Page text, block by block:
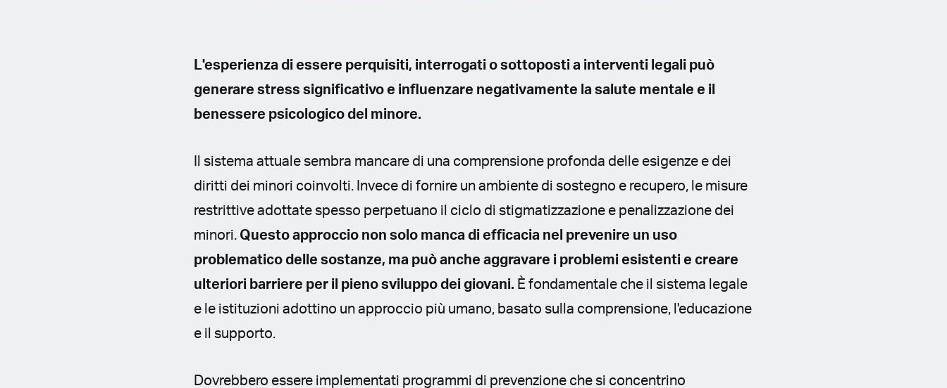
L'esperienza di essere perquisiti, interrogati o sottoposti a interventi legali può
generare stress significativo e influenzare negativamente la salute mentale e il
benessere psicologico del minore.
Il sistema attuale sembra mancare di una comprensione profonda delle esigenze e dei
diritti dei minori coinvolti. Invece di fornire un ambiente di sostegno e recupero, le misure
restrittive adottate spesso perpetuano il ciclo di stigmatizzazione e penalizzazione dei
minori. Questo approccio non solo manca di efficacia nel prevenire un uso
problematico delle sostanze, ma può anche aggravare i problemi esistenti e creare
ulteriori barriere per il pieno sviluppo dei giovani. È fondamentale che il sistema legale
e le istituzioni adottino un approccio più umano, basato sulla comprensione, l'educazione
e il supporto.
Dovrebbero essere implementati programmi di prevenzione che si concentrino